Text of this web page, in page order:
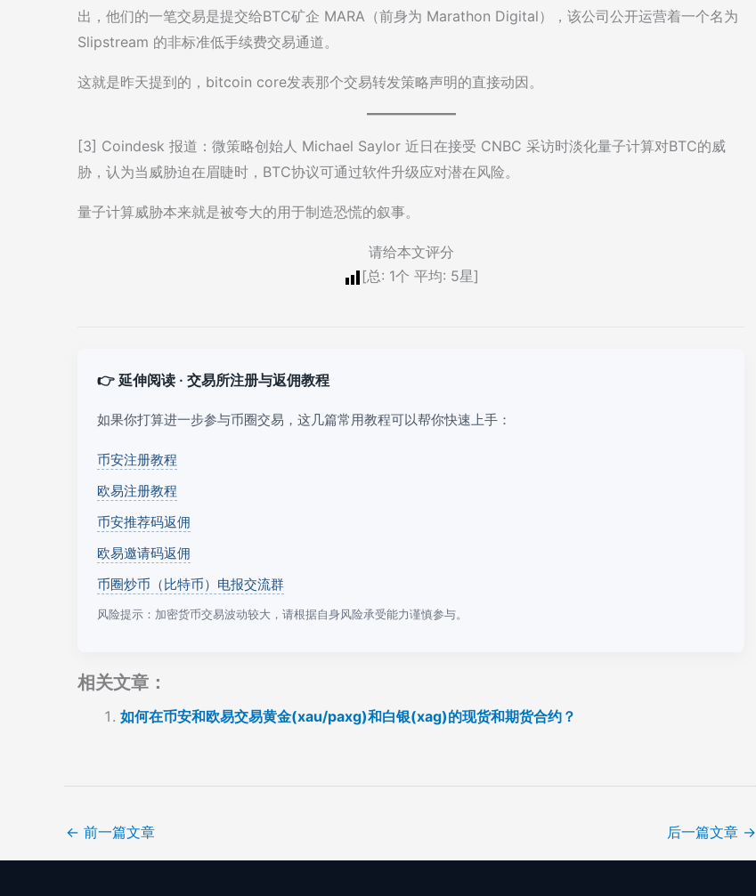
出，他们的一笔交易是提交给BTC矿企 MARA（前身为 Marathon Digital），该公司公开运营着一个名为
Slipstream 的非标准低手续费交易通道。
这就是昨天提到的，bitcoin core发表那个交易转发策略声明的直接动因。
[3] Coindesk 报道：微策略创始人 Michael Saylor 近日在接受 CNBC 采访时淡化量子计算对BTC的威
胁，认为当威胁迫在眉睫时，BTC协议可通过软件升级应对潜在风险。
量子计算威胁本来就是被夸大的用于制造恐慌的叙事。
请给本文评分
[总: 1个 平均: 5星]
👉 延伸阅读 · 交易所注册与返佣教程
如果你打算进一步参与币圈交易，这几篇常用教程可以帮你快速上手：
币安注册教程
欧易注册教程
币安推荐码返佣
欧易邀请码返佣
币圈炒币（比特币）电报交流群
风险提示：加密货币交易波动较大，请根据自身风险承受能力谨慎参与。
相关文章：
如何在币安和欧易交易黄金(xau/paxg)和白银(xag)的现货和期货合约？
← 前一篇文章 后一篇文章 →